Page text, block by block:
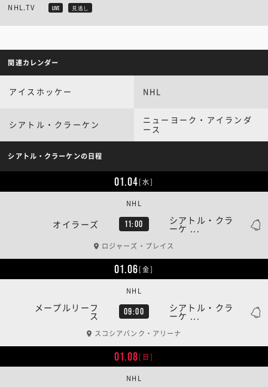
NHL.TV LIVE 見逃し
関連カレンダー
アイスホッケー NHL
シアトル・クラーケン
ニューヨーク・アイランダ
ース
シアトル・クラーケンの日程
01.04[水]
オイラーズ 11:00 シアトル・クラ
ーケ ...
NHL
ロジャーズ・プレイス
01.06[金]
メープルリーフ
ス 09:00 シアトル・クラ
ーケ ...
NHL
スコシアバンク・アリーナ
01.08[日]
NHL